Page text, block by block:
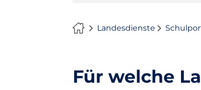
Landesdienste
Für welche